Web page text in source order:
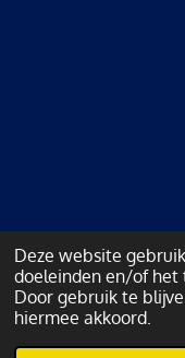
Deze website
doeleinden en/of het
Door gebruik te
hiermee akkoord.